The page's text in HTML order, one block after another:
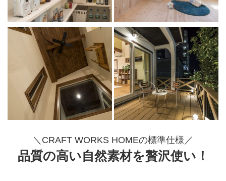
＼CRAFT WORKS HOMEの標準仕様／
品質の高い自然素材を贅沢使い！